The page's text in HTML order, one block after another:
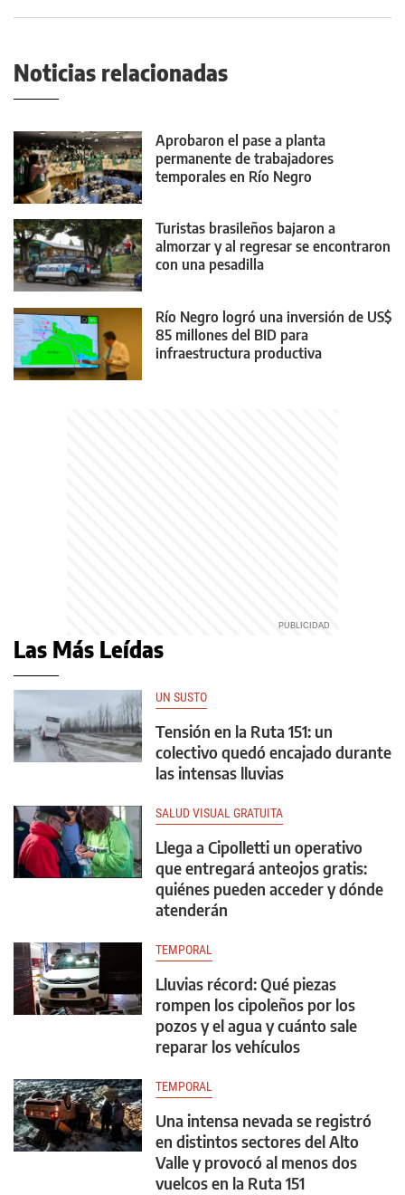
Noticias relacionadas
Aprobaron el pase a planta
permanente de trabajadores
temporales en Río Negro
Turistas brasileños bajaron a
almorzar y al regresar se encontraron
con una pesadilla
Río Negro logró una inversión de US$
85 millones del BID para
infraestructura productiva
Las Más Leídas
UN SUSTO
Tensión en la Ruta 151: un
colectivo quedó encajado durante
las intensas lluvias
SALUD VISUAL GRATUITA
Llega a Cipolletti un operativo
que entregará anteojos gratis:
quiénes pueden acceder y dónde
atenderán
TEMPORAL
Lluvias récord: Qué piezas
rompen los cipoleños por los
pozos y el agua y cuánto sale
reparar los vehículos
TEMPORAL
Una intensa nevada se registró
en distintos sectores del Alto
Valle y provocó al menos dos
vuelcos en la Ruta 151